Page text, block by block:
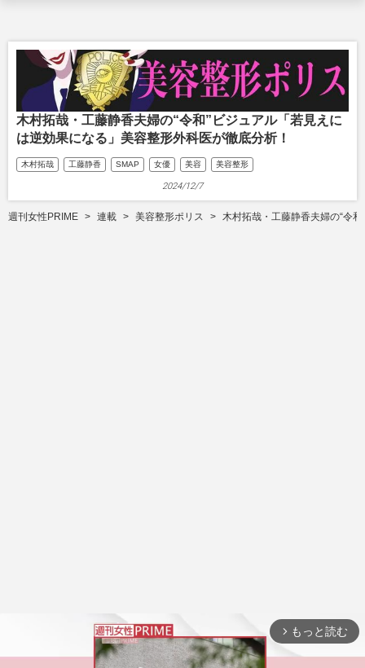
木村拓哉・工藤静香夫婦の“令和”ビジュアル「若見えに
は逆効果になる」美容整形外科医が徹底分析！
木村拓哉 工藤静香 SMAP 女優 美容 美容整形
2024/12/7
週刊女性PRIME 連載 美容整形ポリス 木村拓哉・工藤静香夫婦の“令
arrow_forward_ios もっと読む